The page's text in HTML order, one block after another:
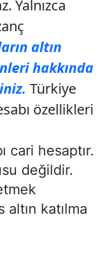
Yalnızca
altın
hakkında
Türkiye
özellikleri
cari hesaptır.
değildir.
katılma